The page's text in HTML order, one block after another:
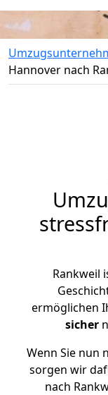
Hannover nach
Rankweil
ermöglichen
sicher
Wenn Sie nun
sorgen wir
nach